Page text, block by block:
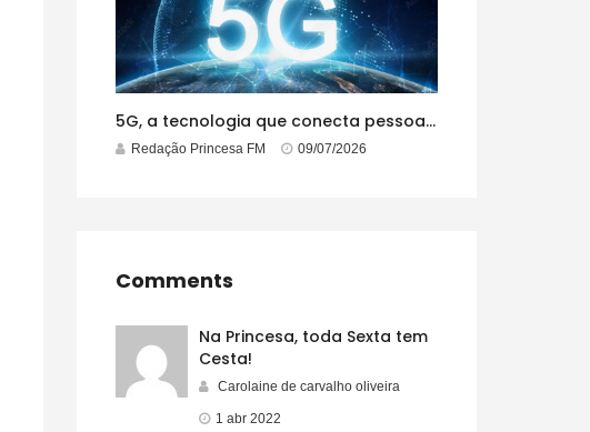
5G, a tecnologia que conecta pessoas e tudo o que está ao redor
Redação Princesa FM 09/07/2026
Comments
Na Princesa, toda Sexta tem
Cesta!
Carolaine de carvalho oliveira
1 abr 2022